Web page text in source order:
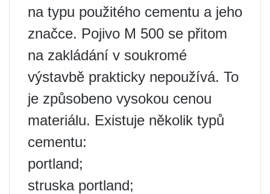
na typu použitého cementu a jeho
značce. Pojivo M 500 se přitom
na zakládání v soukromé
výstavbě prakticky nepoužívá. To
je způsobeno vysokou cenou
materiálu. Existuje několik typů
cementu:
portland;
struska portland;